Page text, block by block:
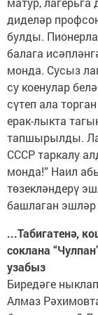
диделәр
булды.
балага
монда. Сусыз
су коенулар
сүтеп ала
ерак-лыкта
тапшырылды.
СССР таркалу
монда!” Наил
төзекләндерү
башлаган
...Табигатенә,
соклана
узабыз
Биредәге
Алмаз